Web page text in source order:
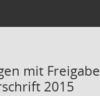
mit
2015